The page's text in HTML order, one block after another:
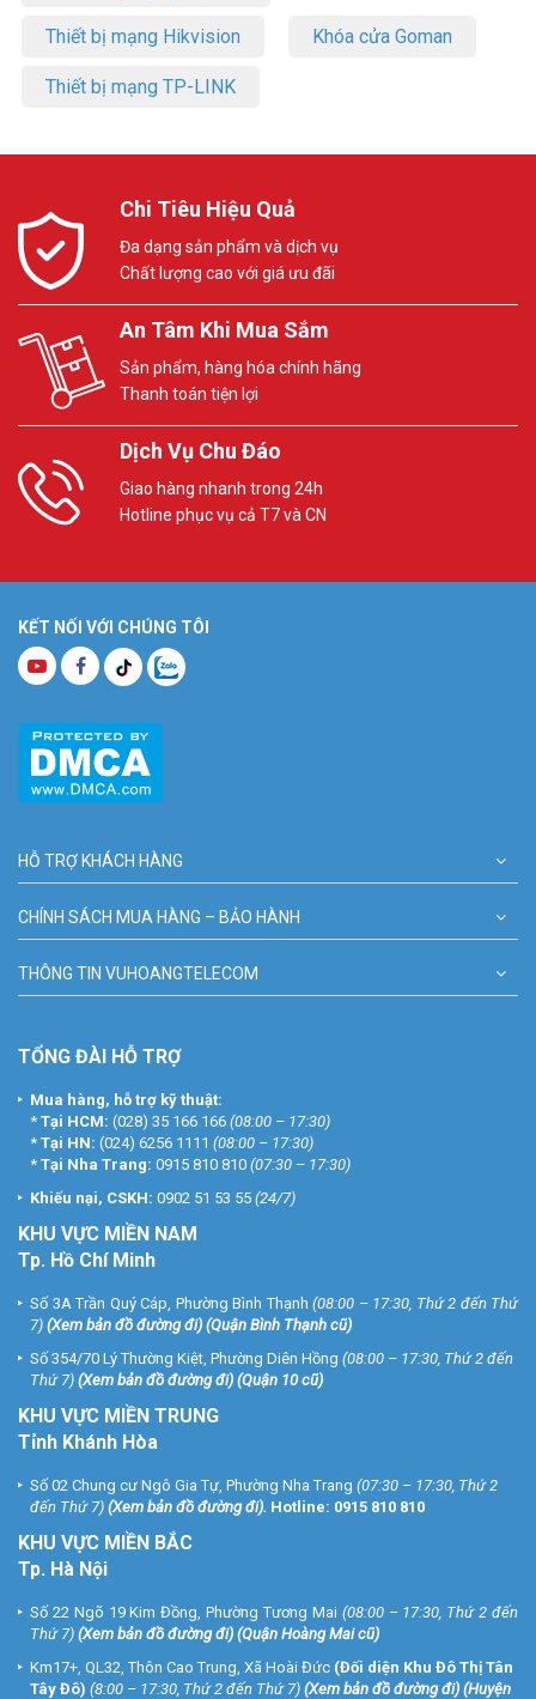
Thiết bị mạng Hikvision Khóa cửa Goman
Thiết bị mạng TP-LINK
Chi Tiêu Hiệu Quả
Đa dạng sản phẩm và dịch vụ
Chất lượng cao với giá ưu đãi
An Tâm Khi Mua Sắm
Sản phẩm, hàng hóa chính hãng
Thanh toán tiện lợi
Dịch Vụ Chu Đáo
Giao hàng nhanh trong 24h
Hotline phục vụ cả T7 và CN
KẾT NỐI VỚI CHÚNG TÔI
HỖ TRỢ KHÁCH HÀNG
CHÍNH SÁCH MUA HÀNG – BẢO HÀNH
THÔNG TIN VUHOANGTELECOM
TỔNG ĐÀI HỖ TRỢ
Mua hàng, hỗ trợ kỹ thuật:
* Tại HCM: (028) 35 166 166 (08:00 – 17:30)
* Tại HN: (024) 6256 1111 (08:00 – 17:30)
* Tại Nha Trang: 0915 810 810 (07:30 – 17:30)
Khiếu nại, CSKH: 0902 51 53 55 (24/7)
KHU VỰC MIỀN NAM
Tp. Hồ Chí Minh
Số 3A Trần Quý Cáp, Phường Bình Thạnh (08:00 – 17:30, Thứ 2 đến Thứ
7) (Xem bản đồ đường đi) (Quận Bình Thạnh cũ)
Số 354/70 Lý Thường Kiệt, Phường Diên Hồng (08:00 – 17:30, Thứ 2 đến
Thứ 7) (Xem bản đồ đường đi) (Quận 10 cũ)
KHU VỰC MIỀN TRUNG
Tỉnh Khánh Hòa
Số 02 Chung cư Ngô Gia Tự, Phường Nha Trang (07:30 – 17:30, Thứ 2
đến Thứ 7) (Xem bản đồ đường đi). Hotline: 0915 810 810
KHU VỰC MIỀN BẮC
Tp. Hà Nội
Số 22 Ngõ 19 Kim Đồng, Phường Tương Mai (08:00 – 17:30, Thứ 2 đến
Thứ 7) (Xem bản đồ đường đi) (Quận Hoàng Mai cũ)
Km17+, QL32, Thôn Cao Trung, Xã Hoài Đức (Đối diện Khu Đô Thị Tân
Tây Đô) (8:00 – 17:30, Thứ 2 đến Thứ 7) (Xem bản đồ đường đi) (Huyện